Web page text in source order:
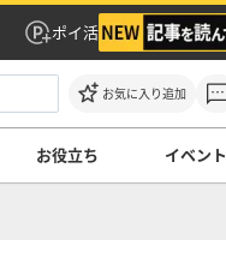
ポイ活
お気に入り追加
お役立ち イベント